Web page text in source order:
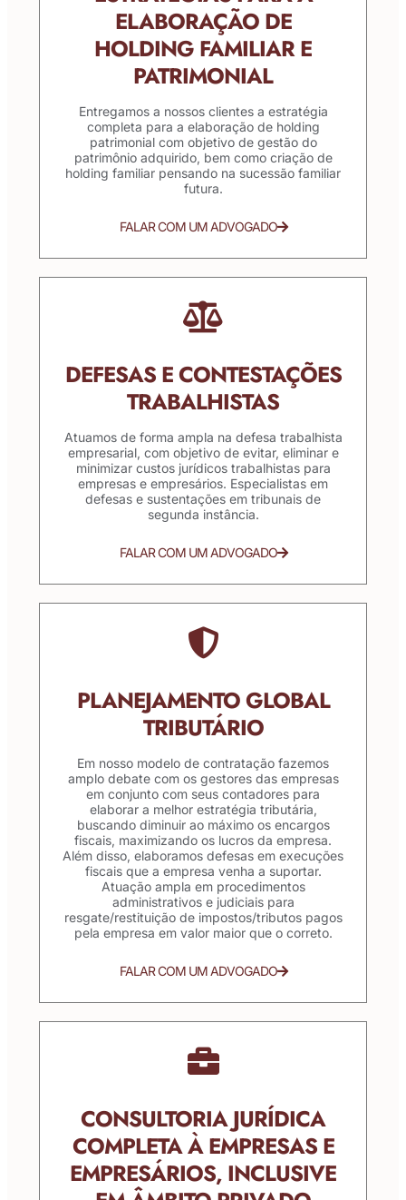
ELABORAÇÃO DE
HOLDING FAMILIAR E
PATRIMONIAL
Entregamos a nossos clientes a estratégia
completa para a elaboração de holding
patrimonial com objetivo de gestão do
patrimônio adquirido, bem como criação de
holding familiar pensando na sucessão familiar
futura.
FALAR COM UM ADVOGADO
DEFESAS E CONTESTAÇÕES
TRABALHISTAS
Atuamos de forma ampla na defesa trabalhista
empresarial, com objetivo de evitar, eliminar e
minimizar custos jurídicos trabalhistas para
empresas e empresários. Especialistas em
defesas e sustentações em tribunais de
segunda instância.
FALAR COM UM ADVOGADO
PLANEJAMENTO GLOBAL
TRIBUTÁRIO
Em nosso modelo de contratação fazemos
amplo debate com os gestores das empresas
em conjunto com seus contadores para
elaborar a melhor estratégia tributária,
buscando diminuir ao máximo os encargos
fiscais, maximizando os lucros da empresa.
Além disso, elaboramos defesas em execuções
fiscais que a empresa venha a suportar.
Atuação ampla em procedimentos
administrativos e judiciais para
resgate/restituição de impostos/tributos pagos
pela empresa em valor maior que o correto.
FALAR COM UM ADVOGADO
CONSULTORIA JURÍDICA
COMPLETA À EMPRESAS E
EMPRESÁRIOS, INCLUSIVE